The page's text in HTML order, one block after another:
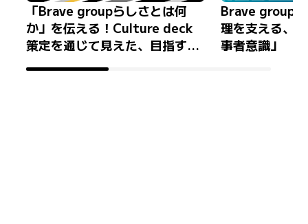
「Brave groupらしさとは何
か」を伝える！Culture deck
策定を通じて見えた、目指すべ
Brave group
理を支える、
事者意識」